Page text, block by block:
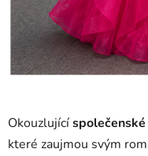
Okouzlující
které zaujmou svým